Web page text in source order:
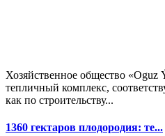
Хозяйственное общество «Oguz
тепличный комплекс,
как по строительству...
1360 гектаров плодородия: те...